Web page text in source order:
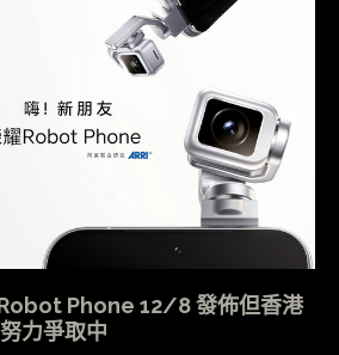
Robot Phone 12/8 發佈但香港
力爭取中